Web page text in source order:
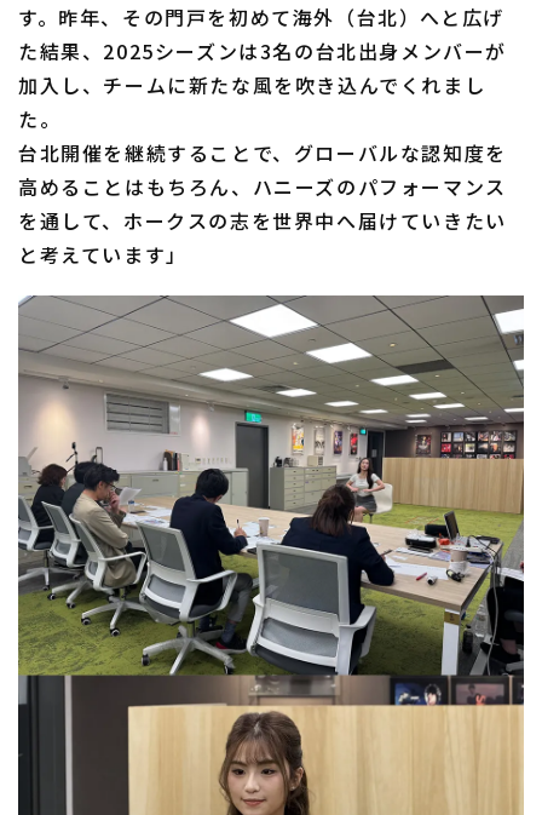
す。昨年、その門戸を初めて海外（台北）へと広げ
た結果、2025シーズンは3名の台北出身メンバーが
加入し、チームに新たな風を吹き込んでくれまし
た。
台北開催を継続することで、グローバルな認知度を
高めることはもちろん、ハニーズのパフォーマンス
を通して、ホークスの志を世界中へ届けていきたい
と考えています」